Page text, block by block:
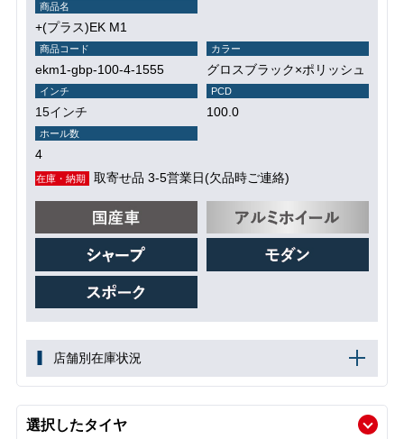
商品名
+(プラス)EK M1
商品コード
ekm1-gbp-100-4-1555
カラー
グロスブラック×ポリッシュ
インチ
15インチ
PCD
100.0
ホール数
4
在庫・納期 取寄せ品 3-5営業日(欠品時ご連絡)
店舗別在庫状況
選択したタイヤ